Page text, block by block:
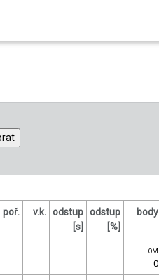
poř. v.k. odstup
[s]
odstup
[%]
body
OM
0